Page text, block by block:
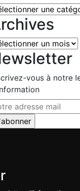
vous à notre